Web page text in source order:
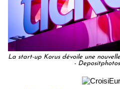
La start-up Korus dévoile une
-